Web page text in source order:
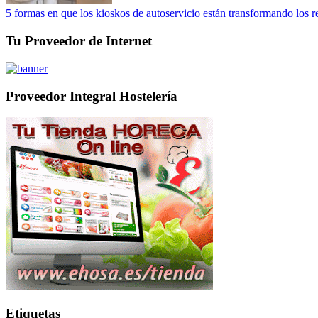
5 formas en que los kioskos de autoservicio están transformando los
Tu Proveedor de Internet
Proveedor Integral Hostelería
Etiquetas